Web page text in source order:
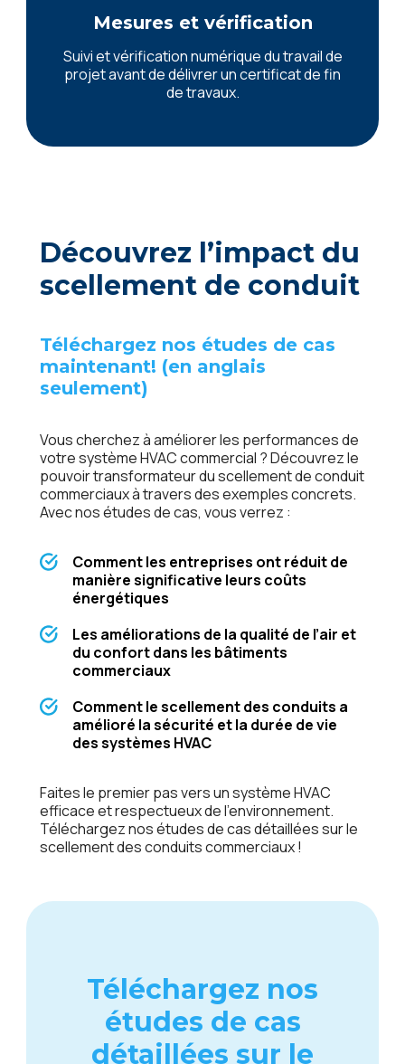
Mesures et vérification
Suivi et vérification numérique du travail de
projet avant de délivrer un certificat de fin
de travaux.
Découvrez l’impact du
scellement de conduit
Téléchargez nos études de cas
maintenant! (en anglais
seulement)
Vous cherchez à améliorer les performances de
votre système HVAC commercial ? Découvrez le
pouvoir transformateur du scellement de conduit
commerciaux à travers des exemples concrets.
Avec nos études de cas, vous verrez :
Comment les entreprises ont réduit de
manière significative leurs coûts
énergétiques
Les améliorations de la qualité de l’air et
du confort dans les bâtiments
commerciaux
Comment le scellement des conduits a
amélioré la sécurité et la durée de vie
des systèmes HVAC
Faites le premier pas vers un système HVAC
efficace et respectueux de l’environnement.
Téléchargez nos études de cas détaillées sur le
scellement des conduits commerciaux !
Téléchargez nos
études de cas
détaillées sur le